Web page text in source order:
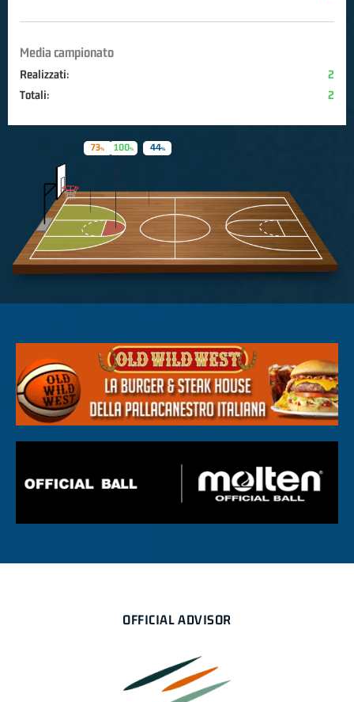
Media campionato
Realizzati:
2
Totali:
2
100
73 44
OFFICIAL ADVISOR